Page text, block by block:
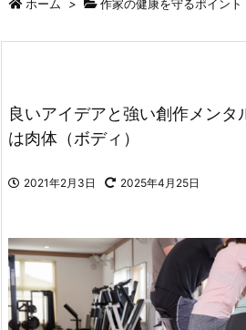
ホーム > 作家の健康を守るポイント
良いアイデアと強い創作メンタ
は肉体（ボディ）
2021年2月3日 2025年4月25日